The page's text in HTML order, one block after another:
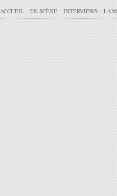
ACCUEIL EN SCÈNE INTERVIEWS